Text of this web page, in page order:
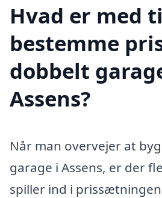
Hvad er med
bestemme
dobbelt
Assens?
Når man overvejer at
garage i Assens, er der
spiller ind i